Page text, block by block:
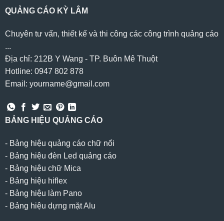
QUẢNG CÁO KỲ LÂM
Chuyên tư vấn, thiết kế và thi công các công trình quảng cáo
...
Địa chỉ: 212B Y Wang - TP. Buôn Mê Thuột
Hotline: 0947 802 878
Email: yourname@gmail.com
BẢNG HIỆU QUẢNG CÁO
- Bảng hiệu quảng cáo chữ nổi
- Bảng hiệu đèn Led quảng cáo
- Bảng hiệu chữ Mica
- Bảng hiệu hiflex
- Bảng hiệu làm Pano
- Bảng hiệu dựng mặt Alu